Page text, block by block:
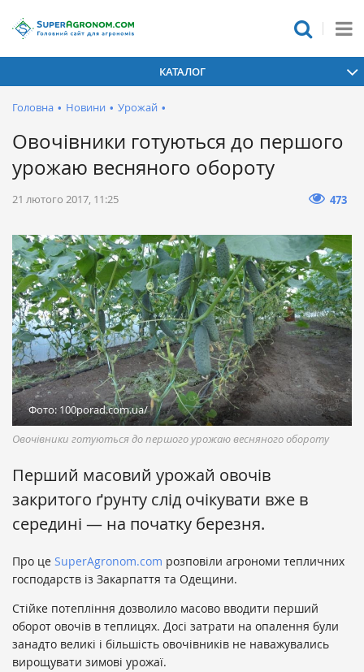
КАТАЛОГ
Головна • Новини • Урожай •
Овочівники готуються до першого
урожаю весняного обороту
21 лютого 2017, 11:25 473
Фото: 100porad.com.ua/
Овочівники готуються до першого урожаю весняного обороту
Перший масовий урожай овочів
закритого ґрунту слід очікувати вже в
середині — на початку березня.
Про це SuperAgronom.com розповіли агрономи тепличних
господарств із Закарпаття та Одещини.
Стійке потепління дозволило масово вводити перший
оборот овочів в теплицях. Досі затрати на опалення були
занадто великі і більшість овочівників не наважувались
вирощувати зимові урожаї.